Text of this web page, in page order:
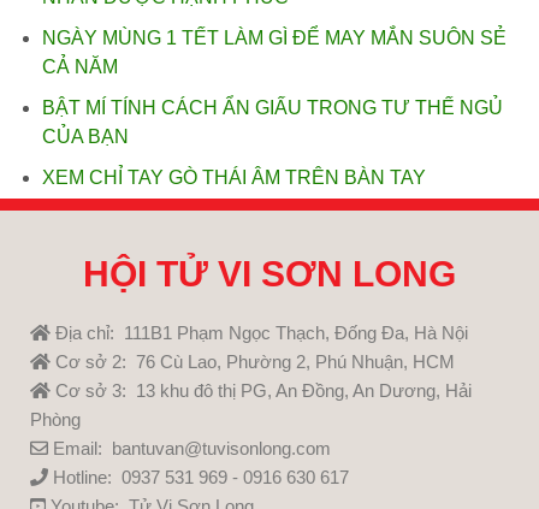
NGÀY MÙNG 1 TẾT LÀM GÌ ĐỂ MAY MẮN SUÔN SẺ
CẢ NĂM
BẬT MÍ TÍNH CÁCH ẨN GIẤU TRONG TƯ THẾ NGỦ
CỦA BẠN
XEM CHỈ TAY GÒ THÁI ÂM TRÊN BÀN TAY
HỘI TỬ VI SƠN LONG
Địa chỉ: 111B1 Phạm Ngọc Thạch, Đống Đa, Hà Nội
Cơ sở 2: 76 Cù Lao, Phường 2, Phú Nhuận, HCM
Cơ sở 3: 13 khu đô thị PG, An Đồng, An Dương, Hải
Phòng
Email: bantuvan@tuvisonlong.com
Hotline: 0937 531 969 - 0916 630 617